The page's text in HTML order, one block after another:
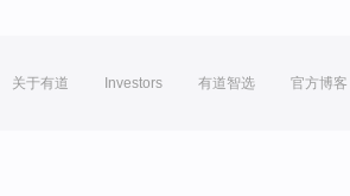
关于有道 Investors 有道智选 官方博客